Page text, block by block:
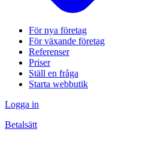
För nya företag
För växande företag
Referenser
Priser
Ställ en fråga
Starta webbutik
Logga in
Betalsätt